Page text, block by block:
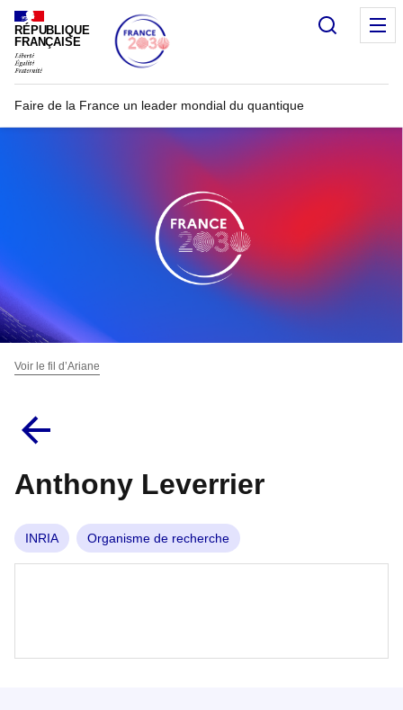
RÉPUBLIQUE
FRANÇAISE
Faire de la France un leader mondial du quantique
Voir le fil d’Ariane
Anthony Leverrier
INRIA Organisme de recherche